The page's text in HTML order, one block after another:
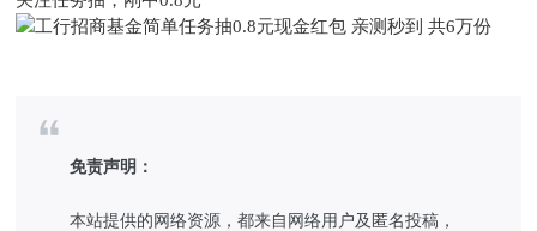
免责声明：
本站提供的网络资源，都来自网络用户及匿名投稿，